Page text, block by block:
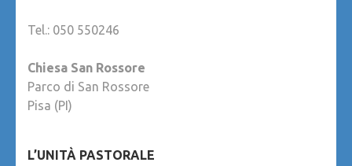
Tel.: 050 550246
Chiesa San Rossore
Parco di San Rossore
Pisa (PI)
L’UNITÀ PASTORALE